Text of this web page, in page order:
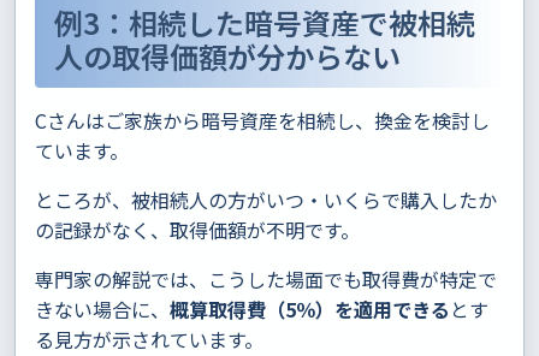
例3：相続した暗号資産で被相続
人の取得価額が分からない
Cさんはご家族から暗号資産を相続し、換金を検討し
ています。
ところが、被相続人の方がいつ・いくらで購入したか
の記録がなく、取得価額が不明です。
専門家の解説では、こうした場面でも取得費が特定で
きない場合に、 概算取得費（5％）を適用できる とす
る見方が示されています。